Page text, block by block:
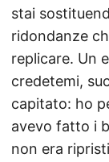
stai
ridondanze
replicare. Un
credetemi,
capitato: ho
avevo fatto i
non era